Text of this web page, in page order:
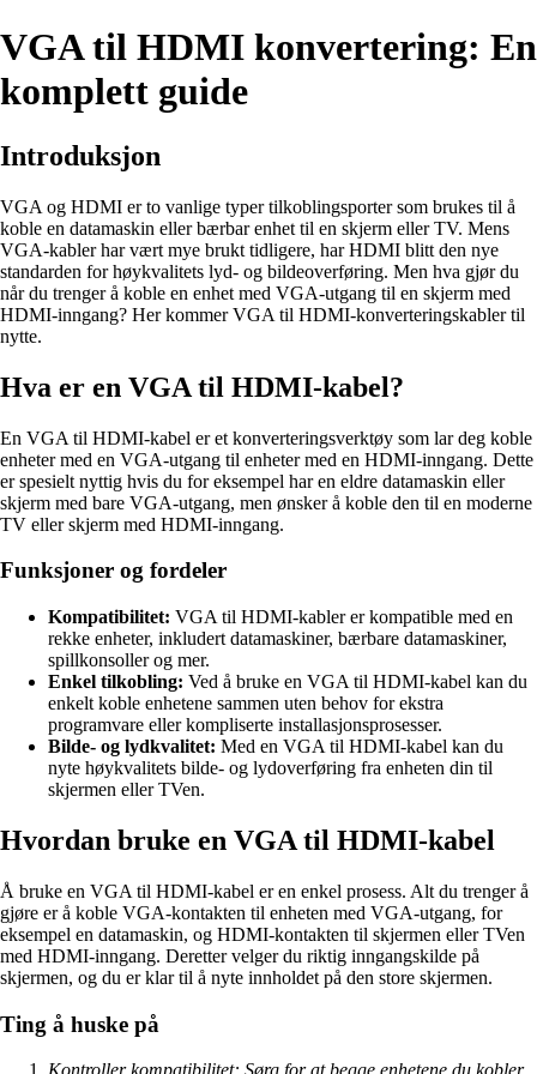
VGA til HDMI konvertering: En
komplett guide
Introduksjon
VGA og HDMI er to vanlige typer tilkoblingsporter som brukes til å
koble en datamaskin eller bærbar enhet til en skjerm eller TV. Mens
VGA-kabler har vært mye brukt tidligere, har HDMI blitt den nye
standarden for høykvalitets lyd- og bildeoverføring. Men hva gjør du
når du trenger å koble en enhet med VGA-utgang til en skjerm med
HDMI-inngang? Her kommer VGA til HDMI-konverteringskabler til
nytte.
Hva er en VGA til HDMI-kabel?
En VGA til HDMI-kabel er et konverteringsverktøy som lar deg koble
enheter med en VGA-utgang til enheter med en HDMI-inngang. Dette
er spesielt nyttig hvis du for eksempel har en eldre datamaskin eller
skjerm med bare VGA-utgang, men ønsker å koble den til en moderne
TV eller skjerm med HDMI-inngang.
Funksjoner og fordeler
Kompatibilitet: VGA til HDMI-kabler er kompatible med en
rekke enheter, inkludert datamaskiner, bærbare datamaskiner,
spillkonsoller og mer.
Enkel tilkobling: Ved å bruke en VGA til HDMI-kabel kan du
enkelt koble enhetene sammen uten behov for ekstra
programvare eller kompliserte installasjonsprosesser.
Bilde- og lydkvalitet: Med en VGA til HDMI-kabel kan du
nyte høykvalitets bilde- og lydoverføring fra enheten din til
skjermen eller TVen.
Hvordan bruke en VGA til HDMI-kabel
Å bruke en VGA til HDMI-kabel er en enkel prosess. Alt du trenger å
gjøre er å koble VGA-kontakten til enheten med VGA-utgang, for
eksempel en datamaskin, og HDMI-kontakten til skjermen eller TVen
med HDMI-inngang. Deretter velger du riktig inngangskilde på
skjermen, og du er klar til å nyte innholdet på den store skjermen.
Ting å huske på